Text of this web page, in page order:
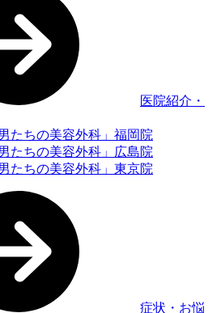
医院紹介・
たちの美容外科」福岡院
たちの美容外科」広島院
たちの美容外科」東京院
症状・お悩